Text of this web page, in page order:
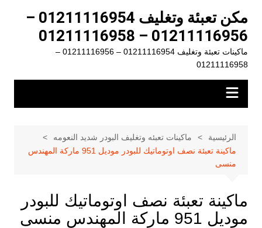
المحتوى
مكن تعبئة وتغليف 01211116954 –
01211116956 – 01211116958
ماكينات تعبئة وتغليف 01211116954 – 01211116956 –
01211116958
الرئيسية
ماكينات تعبئه وتغليف البودر شديد النعومه
ماكينة تعبئة نصف اوتوماتيك للبودر موديل 951 ماركة المهندس
منسى
ماكينة تعبئة نصف اوتوماتيك للبودر
موديل 951 ماركة المهندس منسى